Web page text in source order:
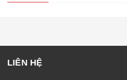
LIÊN HỆ